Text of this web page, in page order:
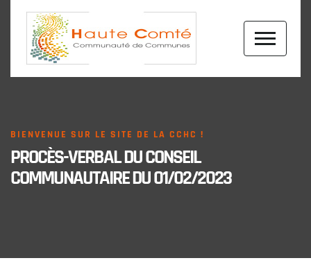
BIENVENUE SUR LE SITE DE LA CCHC !
PROCÈS-VERBAL DU CONSEIL
COMMUNAUTAIRE DU 01/02/2023